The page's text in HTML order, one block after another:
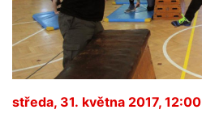
středa, 31. května 2017, 12:00